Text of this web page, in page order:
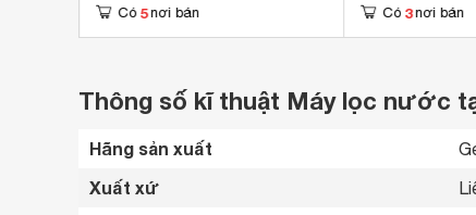
Có 5 nơi bán Có 3 nơi bán
Thông số kĩ thuật Máy lọc nước
Hãng sản xuất
Xuất xứ